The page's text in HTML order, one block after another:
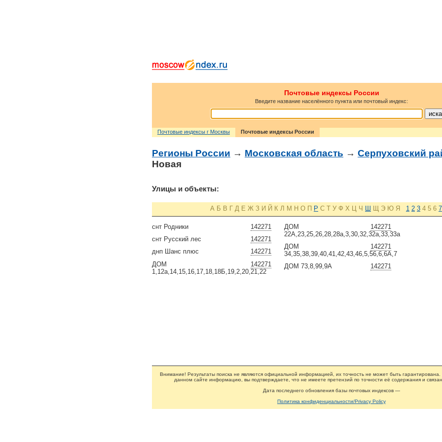
Почтовые индексы России
Введите название населённого пункта или почтовый индекс:
Почтовые индексы г Москвы Почтовые индексы России
Регионы России → Московская область → Серпуховский
Новая
Улицы и объекты:
А Б В Г Д Е Ж З И Й К Л М Н О П Р С Т У Ф Х Ц Ч Ш Щ Э Ю Я 1 2 3 4 5 6 7
142271
снт Родники
142271
снт Русский лес
142271
днп Шанс плюс
142271
ДОМ
1,12а,14,15,16,17,18,18Б,19,2,20,21,22
142271
ДОМ
22А,23,25,26,28,28а,3,30,32,32а,33,33а
142271
ДОМ
34,35,38,39,40,41,42,43,46,5,56,6,6А,7
142271
ДОМ 73,8,99,9А
Внимание! Результаты поиска не являются официальной информацией, их точность не может быть гарантирована.
данном сайте информацию, вы подтверждаете, что не имеете претензий по точности её содержания и
Дата последнего обновления базы почтовых индексов —
Политика конфиденциальности/Privacy Policy